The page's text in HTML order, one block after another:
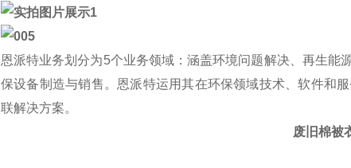
恩派特业务划分为5个业务领域：涵盖环境问题解决、再生
保设备制造与销售。恩派特运用其在环保领域技术、软件和
联解决方案。
废旧棉被